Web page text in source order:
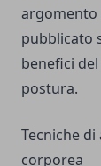
argomento
pubblicato
benefici
postura.
Tecniche
corporea